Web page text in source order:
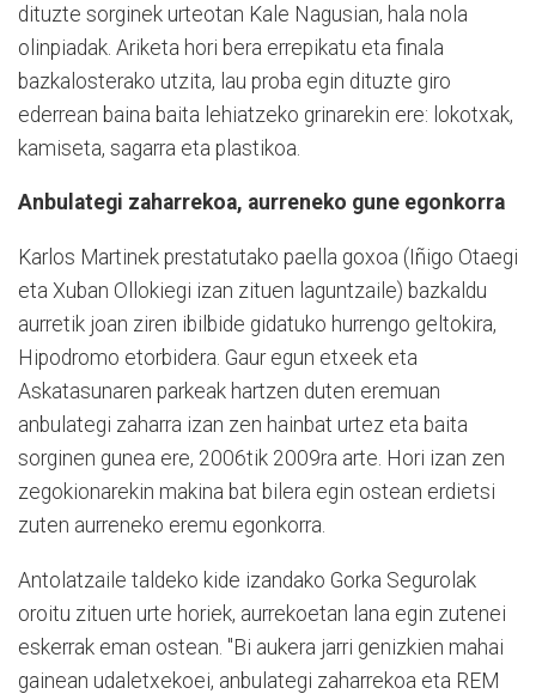
dituzte sorginek urteotan Kale Nagusian, hala nola
olinpiadak. Ariketa hori bera errepikatu eta finala
bazkalosterako utzita, lau proba egin dituzte giro
ederrean baina baita lehiatzeko grinarekin ere: lokotxak,
kamiseta, sagarra eta plastikoa.
Anbulategi zaharrekoa, aurreneko gune egonkorra
Karlos Martinek prestatutako paella goxoa (Iñigo Otaegi
eta Xuban Ollokiegi izan zituen laguntzaile) bazkaldu
aurretik joan ziren ibilbide gidatuko hurrengo geltokira,
Hipodromo etorbidera. Gaur egun etxeek eta
Askatasunaren parkeak hartzen duten eremuan
anbulategi zaharra izan zen hainbat urtez eta baita
sorginen gunea ere, 2006tik 2009ra arte. Hori izan zen
zegokionarekin makina bat bilera egin ostean erdietsi
zuten aurreneko eremu egonkorra.
Antolatzaile taldeko kide izandako Gorka Segurolak
oroitu zituen urte horiek, aurrekoetan lana egin zutenei
eskerrak eman ostean. "Bi aukera jarri genizkien mahai
gainean udaletxekoei, anbulategi zaharrekoa eta REM